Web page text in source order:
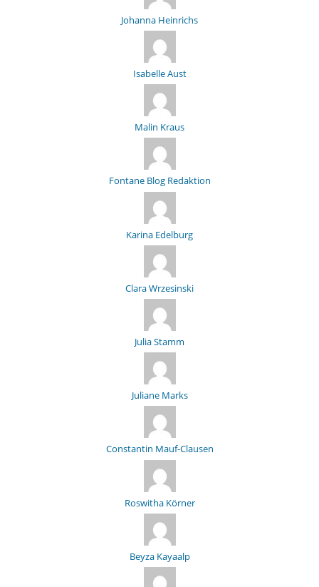
Johanna Heinrichs
Isabelle Aust
Malin Kraus
Fontane Blog Redaktion
Karina Edelburg
Clara Wrzesinski
Julia Stamm
Juliane Marks
Constantin Mauf-Clausen
Roswitha Körner
Beyza Kayaalp